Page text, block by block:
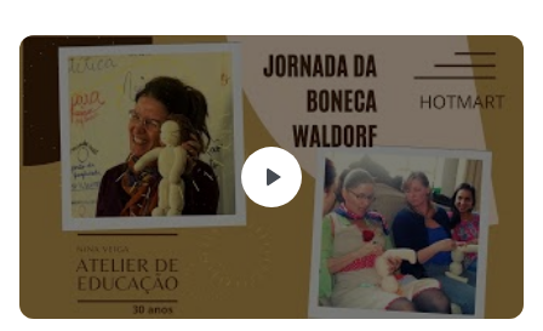
criança.
A oficina possibilita o contato com a educação steineriana
(Pedagogia Waldorf), uma educação que enfatiza de igual
maneira o pensar, o sentir e o querer.
3) Boneca Waldorf Segundo Setênio - Montagem
articulada. A boneca com articulação aramada, rosto
esculpido com nariz e propostas sofisticadas para a
tecelagem do cabelo. Amplia o conhecimento da estética